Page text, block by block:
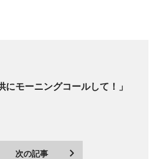
モーニングコールして！」
次の記事